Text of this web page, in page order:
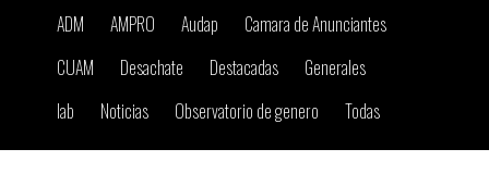
ADM AMPRO Audap
Camara de Anunciantes
CUAM
Desachate Destacadas
Generales
Iab
Noticias Observatorio de genero Todas